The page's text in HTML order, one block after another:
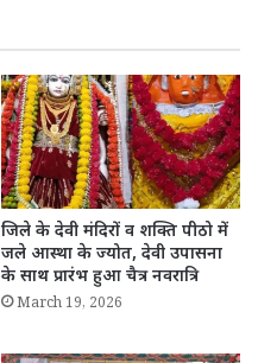
जिले के देवी मंदिरों व शक्ति पीठो में
जले आस्था के ज्योत, देवी उपासना
के साथ प्रारंभ हुआ चैत्र नवरात्रि
March 19, 2026